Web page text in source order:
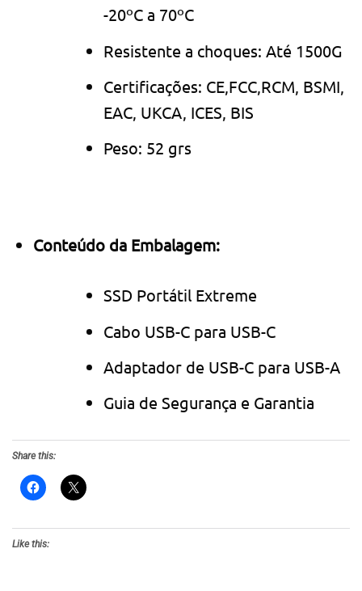
-20ºC a 70ºC
Resistente a choques: Até 1500G
Certificações: CE,FCC,RCM, BSMI,
EAC, UKCA, ICES, BIS
Peso: 52 grs
Conteúdo da Embalagem:
SSD Portátil Extreme
Cabo USB-C para USB-C
Adaptador de USB-C para USB-A
Guia de Segurança e Garantia
Share this:
Like this: